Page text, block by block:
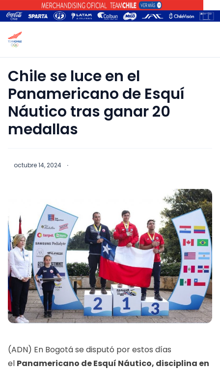
Chile se luce en el
Panamericano de Esquí
Náutico tras ganar 20
medallas
octubre 14, 2024 ·
(ADN) En Bogotá se disputó por estos días
el Panamericano de Esquí Náutico, disciplina en